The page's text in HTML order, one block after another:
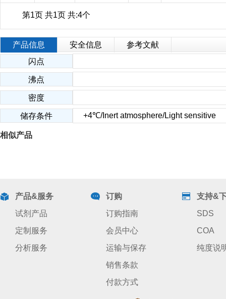
第1页 共1页 共:4个
产品信息 安全信息
参考文献
闪点
沸点
密度
储存条件 +4℃/Inert atmosphere/Light sensitive
相似产品
产品&服务
试剂产品
定制服务
分析服务
订购
订购指南
会员中心
运输与保存
销售条款
付款方式
支持&
SDS
COA
纯度说